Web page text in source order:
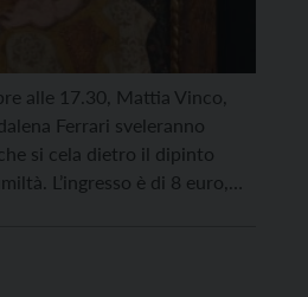
alle 17.30, Mattia Vinco,
Ferrari sveleranno
si cela dietro il dipinto
L’ingresso è di 8 euro,